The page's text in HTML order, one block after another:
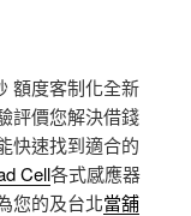
額度客制化全新
評價您解決借錢
快速找到適合的
Cell各式感應器
您的及台北當舖